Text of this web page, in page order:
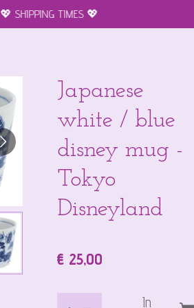
💖 SHIPPING TIMES 💖
Japanese
white / blue
disney mug -
Tokyo
Disneyland
€ 25,00
In